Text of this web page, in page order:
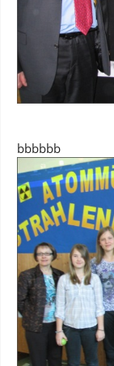
bbbbbb